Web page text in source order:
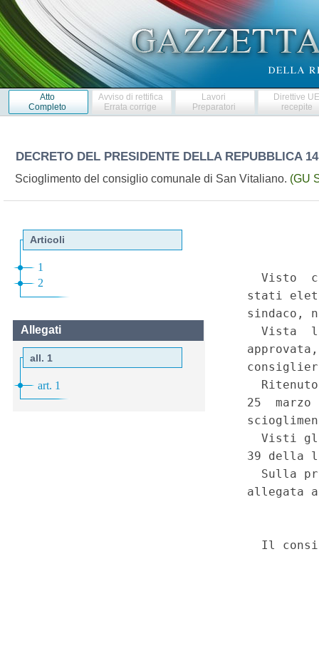
Atto
Completo
Avviso di rettifica
Errata corrige
Lavori
Preparatori
Direttive
recepite
DECRETO DEL PRESIDENTE DELLA REPUBBLICA
Scioglimento del consiglio comunale di San Vitaliano. (GU